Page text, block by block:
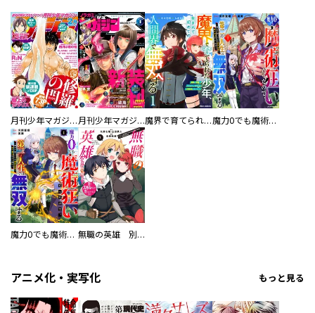
月刊少年マガジン 月刊少年マガジンＲ 魔界で育てられた少年、生まれて初めての人間界で無双する～魔界の常識で生きてたら、気付けば人類最強になっていた～ 魔力0でも魔術狂いだったので、第二の人生では無双する～俺だけ知っている魔術知識で極大魔法をぶっ放す～
魔力0でも魔術狂いだったので、第二の人生では無双する～俺だけ知っている魔術知識で極大魔法をぶっ放す～【分冊版】 無職の英雄 別にスキルなんか要らなかったんだが-才能ゼロの成り上がり-
アニメ化・実写化 もっと見る